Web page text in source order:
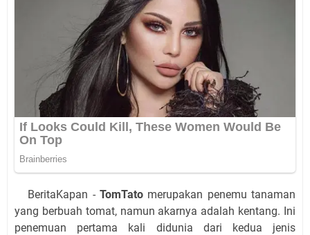
BeritaKapan - TomTatomerupakan penemu tanaman
yang berbuah tomat, namun akarnya adalah kentang. Ini
penemuan pertama kali didunia dari kedua jenis